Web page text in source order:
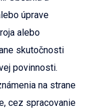
úprave
alebo
skutočnosti
povinnosti.
na strane
cez spracovanie